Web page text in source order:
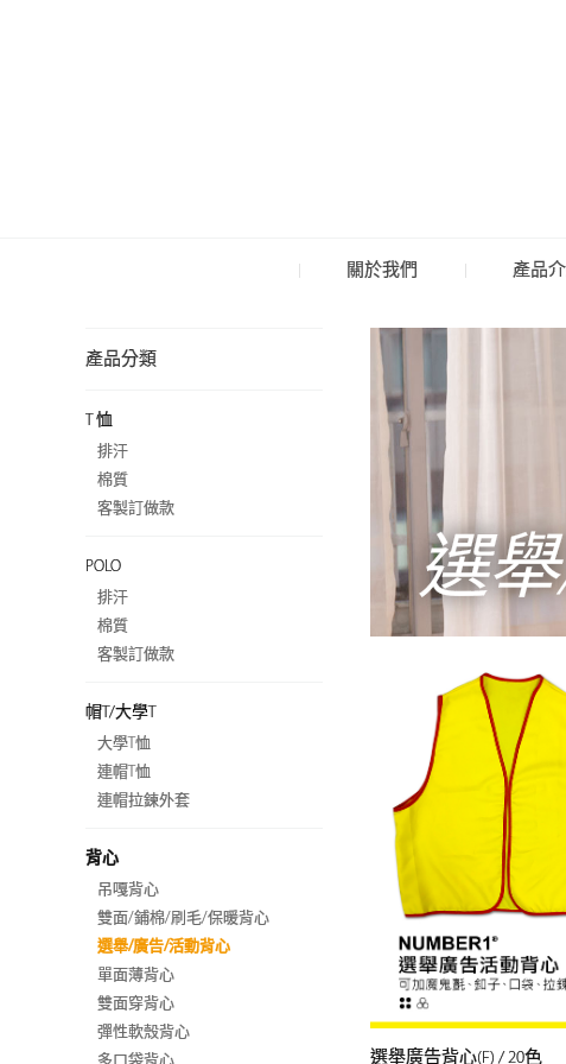
關於我們 產品
產品分類
T 恤
排汗
棉質
客製訂做款
POLO
排汗
棉質
客製訂做款
帽T/大學T
大學T恤
連帽T恤
連帽拉鍊外套
背心
吊嘎背心
雙面/鋪棉/刷毛/保暖背心
選舉/廣告/活動背心
單面薄背心
雙面穿背心
彈性軟殼背心
多口袋背心
選
選舉廣告背心(F) / 20色